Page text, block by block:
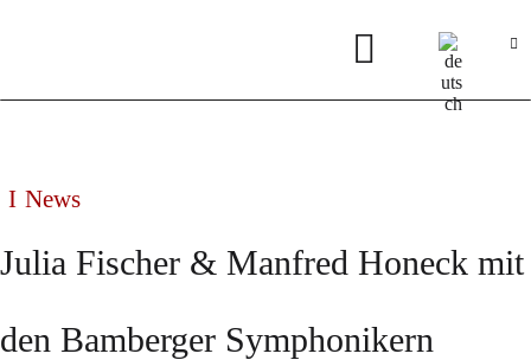
News
Julia Fischer & Manfred Honeck mit
den Bamberger Symphonikern